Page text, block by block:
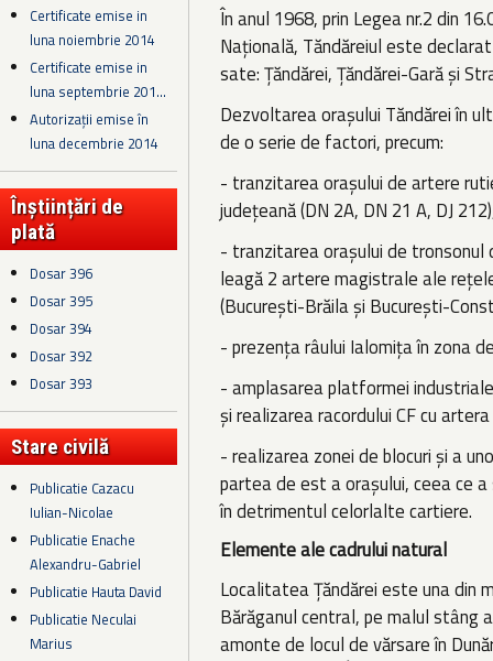
Certificate emise in
luna noiembrie 2014
Certificate emise in
luna septembrie 201...
Autorizații emise în
luna decembrie 2014
Înștiințări de
plată
Dosar 396
Dosar 395
Dosar 394
Dosar 392
Dosar 393
Stare civilă
Publicatie Cazacu
Iulian-Nicolae
Publicatie Enache
Alexandru-Gabriel
Publicatie Hauta David
Publicatie Neculai
Marius
În anul 1968, prin Legea nr.2 din
Națională, Tăndăreiul este
sate: Țăndărei, Țăndărei-Gară și
Dezvoltarea orașului Tăndărei în
de o serie de factori, precum:
- tranzitarea orașului de artere
județeană (DN 2A, DN 21 A, DJ
- tranzitarea orașului de
leagă 2 artere magistrale ale
(București-Brăila și București-
- prezența râului Ialomița în zona
- amplasarea platformei
și realizarea racordului CF cu
- realizarea zonei de blocuri și a
partea de est a orașului, ceea ce
în detrimentul celorlalte cartiere.
Elemente ale cadrului natural
Localitatea Țăndărei este una din
Bărăganul central, pe malul stâng
amonte de locul de vărsare în